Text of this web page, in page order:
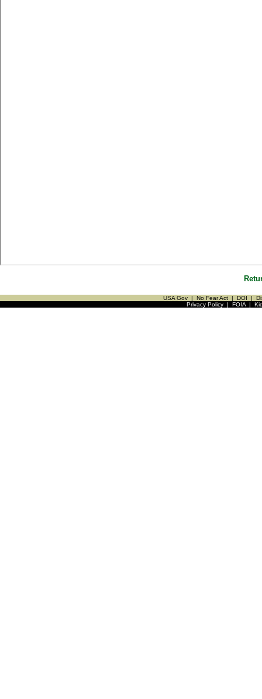
USA Gov | No Fear Act | DOI |
Privacy Policy| FOIA|